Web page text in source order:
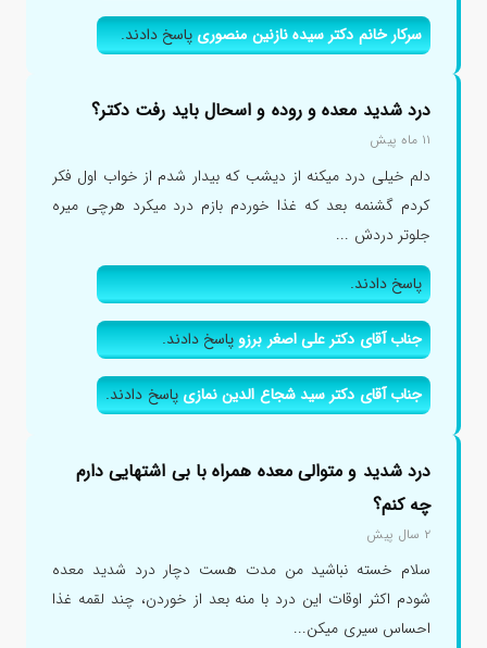
سرکار خانم دکتر سیده نازنین منصوریپاسخ دادند.
درد شدید معده و روده و اسحال باید رفت دکتر؟
۱۱ ماه پیش
دلم خیلی درد میکنه از دیشب که بیدار شدم از خواب اول فکر
کردم گشنمه بعد که غذا خوردم بازم درد میکرد هرچی میره
جلوتر دردش ...
پاسخ دادند.
جناب آقای دکتر علی اصغر برزوپاسخ دادند.
جناب آقای دکتر سید شجاع الدین نمازیپاسخ دادند.
درد شدید و متوالی معده همراه با بی اشتهایی دارم
چه کنم؟
۲ سال پیش
سلام خسته نباشید من مدت هست دچار درد شدید معده
شودم اکثر اوقات این درد با منه بعد از خوردن، چند لقمه غذا
احساس سیری میکن...